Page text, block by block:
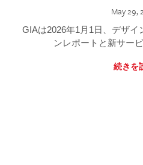
May 29,
GIAは2026年1月1日、デザ
ンレポートと新サー
続きを